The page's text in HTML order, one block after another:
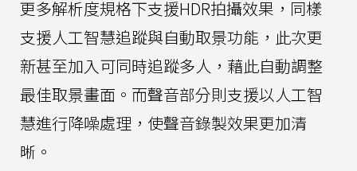
更多解析度規格下支援HDR拍攝效果，同樣
支援人工智慧追蹤與自動取景功能，此次更
新甚至加入可同時追蹤多人，藉此自動調整
最佳取景畫面。而聲音部分則支援以人工智
慧進行降噪處理，使聲音錄製效果更加清
晰。